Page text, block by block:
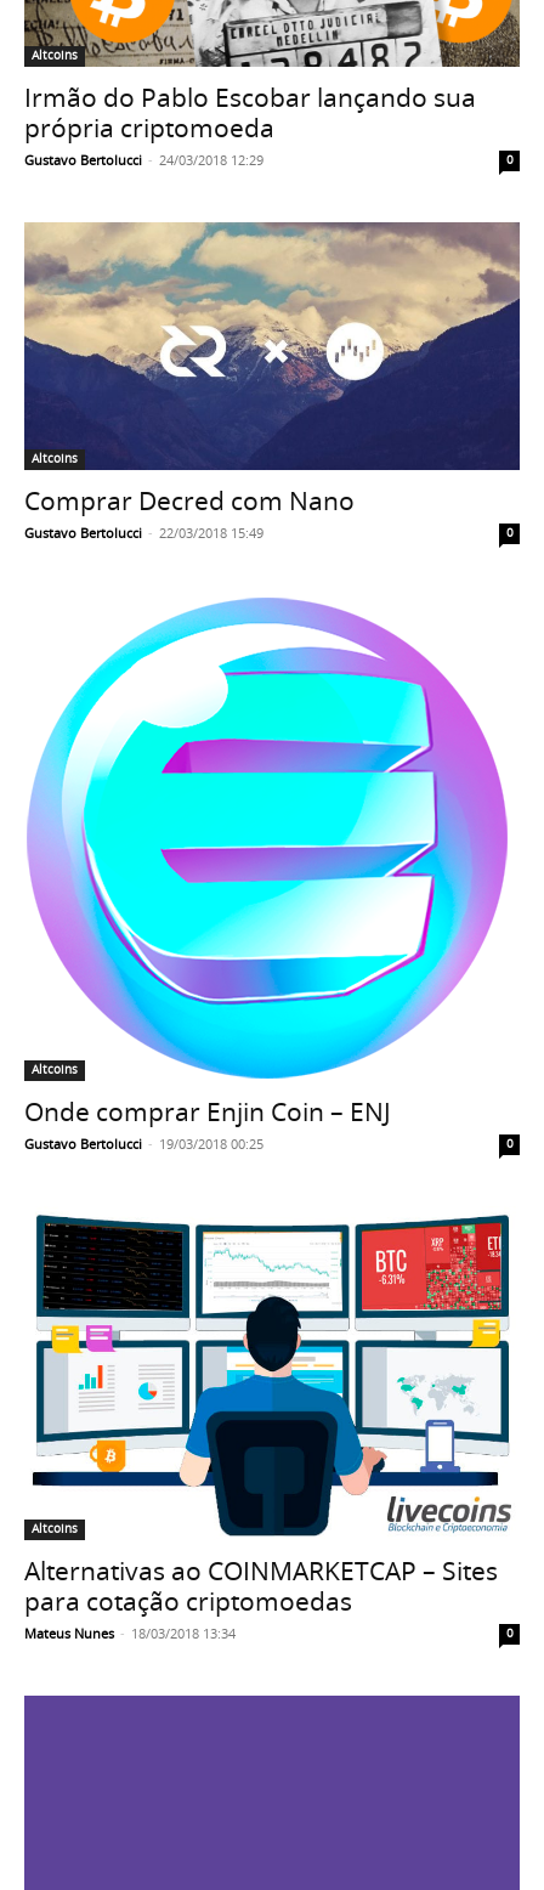
Altcoins
Irmão do Pablo Escobar lançando sua
própria criptomoeda
Gustavo Bertolucci - 24/03/2018 12:29 0
Altcoins
Comprar Decred com Nano
Gustavo Bertolucci - 22/03/2018 15:49 0
Altcoins
Onde comprar Enjin Coin – ENJ
Gustavo Bertolucci - 19/03/2018 00:25 0
Altcoins
Alternativas ao COINMARKETCAP – Sites
para cotação criptomoedas
Mateus Nunes - 18/03/2018 13:34 0